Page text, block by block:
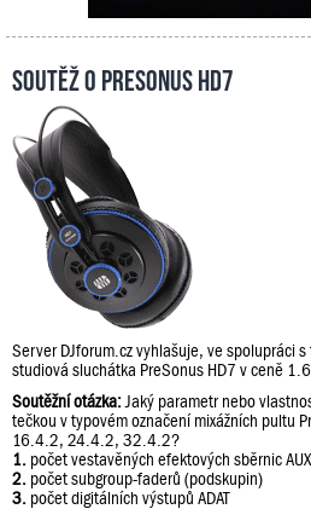
Soutěž o PreSonus HD7
Server DJforum.cz vyhlašuje, ve spolupráci s
studiová sluchátka PreSonus HD7 v ceně
Soutěžní otázka: Jaký parametr nebo
tečkou v typovém označení mixážních pultu
16.4.2, 24.4.2, 32.4.2?
1. počet vestavěných efektových sběrnic AUX
2. počet subgroup-faderů (podskupin)
3. počet digitálních výstupů ADAT